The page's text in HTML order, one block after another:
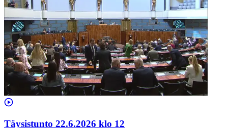
Täysistunto 22.6.2026 klo 12